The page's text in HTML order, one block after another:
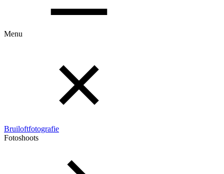
Menu
Bruiloftfotografie
Fotoshoots